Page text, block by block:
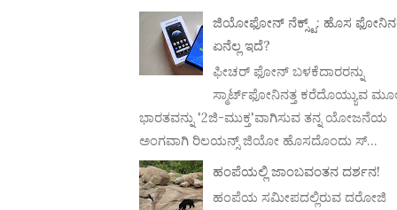
ಜಿಯೋಫೋನ್ ನೆಕ್ಸ್ಟ್: ಹೊಸ
ಏನೆಲ್ಲ ಇದೆ?
ಫೀಚರ್ ಫೋನ್ ಬಳಕೆದಾರರನ್ನು
ಸ್ಮಾರ್ಟ್‌ಫೋನಿನತ್ತ ಕರೆದೊಯ್ಯುವ
ಭಾರತವನ್ನು '2ಜಿ-ಮುಕ್ತ'ವಾಗಿಸುವ ತನ್ನ ಯೋಜನೆಯ
ಅಂಗವಾಗಿ ರಿಲಯನ್ಸ್ ಜಿಯೋ ಹೊಸದೊಂದು ಸ್...
ಹಂಪೆಯಲ್ಲಿ ಜಾಂಬವಂತನ ದರ್ಶನ!
ಹಂಪೆಯ ಸಮೀಪದಲ್ಲಿರುವ ದರೋಜಿ